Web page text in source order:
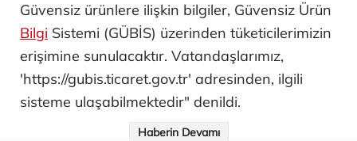
Güvensiz ürünlere ilişkin bilgiler, Güvensiz Ürün
Bilgi Sistemi (GÜBİS) üzerinden tüketicilerimizin
erişimine sunulacaktır. Vatandaşlarımız,
'https://gubis.ticaret.gov.tr' adresinden, ilgili
sisteme ulaşabilmektedir" denildi.
Haberin Devamı